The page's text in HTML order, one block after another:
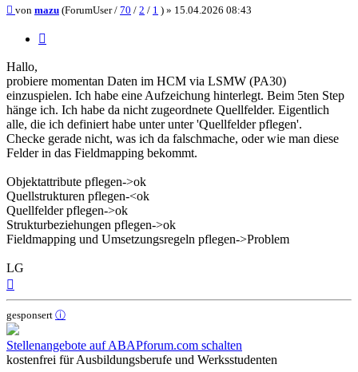
Beitrag
von mazu (ForumUser / 70 / 2 / 1 ) » 15.04.2026 08:43
Hallo,
probiere momentan Daten im HCM via LSMW (PA30)
einzuspielen. Ich habe eine Aufzeichung hinterlegt. Beim 5ten Step
hänge ich. Ich habe da nicht zugeordnete Quellfelder. Eigentlich
alle, die ich definiert habe unter unter 'Quellfelder pflegen'.
Checke gerade nicht, was ich da falschmache, oder wie man diese
Felder in das Fieldmapping bekommt.
Objektattribute pflegen->ok
Quellstrukturen pflegen-<ok
Quellfelder pflegen->ok
Strukturbeziehungen pflegen->ok
Fieldmapping und Umsetzungsregeln pflegen->Problem
LG
gesponsert ⓘ
Stellenangebote auf ABAPforum.com schalten
kostenfrei für Ausbildungsberufe und Werksstudenten